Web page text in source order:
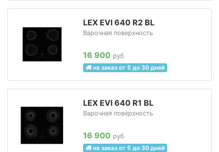
LEX EVI 640 R2 BL
Варочная поверхность
16 900 руб
на заказ от 5 до 30 дней
LEX EVI 640 R1 BL
Варочная поверхность
16 900 руб
на заказ от 5 до 30 дней